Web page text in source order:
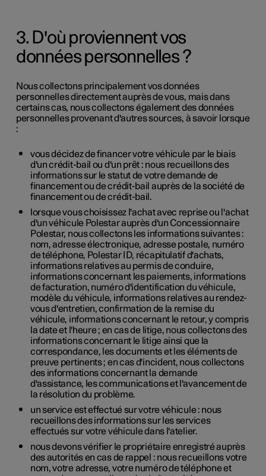
3. D'où proviennent vos
données personnelles ?
Nous collectons principalement vos données
personnelles directement auprès de vous, mais dans
certains cas, nous collectons également des données
personnelles provenant d'autres sources, à savoir lorsque
:
vous décidez de financer votre véhicule par le biais
d'un crédit-bail ou d'un prêt : nous recueillons des
informations sur le statut de votre demande de
financement ou de crédit-bail auprès de la société de
financement ou de crédit-bail.
lorsque vous choisissez l'achat avec reprise ou l'achat
d'un véhicule Polestar auprès d'un Concessionnaire
Polestar, nous collectons les informations suivantes :
nom, adresse électronique, adresse postale, numéro
de téléphone, Polestar ID, récapitulatif d'achats,
informations relatives au permis de conduire,
informations concernant les paiements, informations
de facturation, numéro d'identification du véhicule,
modèle du véhicule, informations relatives au rendez-
vous d'entretien, confirmation de la remise du
véhicule, informations concernant le retour, y compris
la date et l'heure ; en cas de litige, nous collectons des
informations concernant le litige ainsi que la
correspondance, les documents et les éléments de
preuve pertinents ; en cas d'incident, nous collectons
des informations concernant la demande
d'assistance, les communications et l'avancement de
la résolution du problème.
un service est effectué sur votre véhicule : nous
recueillons des informations sur les services
effectués sur votre véhicule dans l'atelier.
nous devons vérifier le propriétaire enregistré auprès
des autorités en cas de rappel : nous recueillons votre
nom, votre adresse, votre numéro de téléphone et